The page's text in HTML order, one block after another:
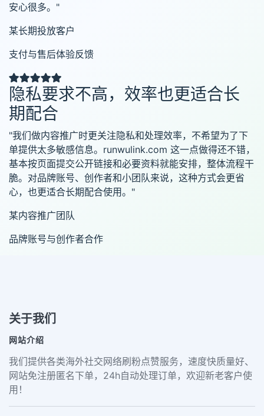
安心很多。"
某长期投放客户
支付与售后体验反馈
隐私要求不高，效率也更适合长
期配合
"我们做内容推广时更关注隐私和处理效率，不希望为了下
单提供太多敏感信息。runwulink.com 这一点做得还不错，
基本按页面提交公开链接和必要资料就能安排，整体流程干
脆。对品牌账号、创作者和小团队来说，这种方式会更省
心，也更适合长期配合使用。"
某内容推广团队
品牌账号与创作者合作
关于我们
网站介绍
我们提供各类海外社交网络刷粉点赞服务，速度快质量好、
网站免注册匿名下单，24h自动处理订单，欢迎新老客户使
用！